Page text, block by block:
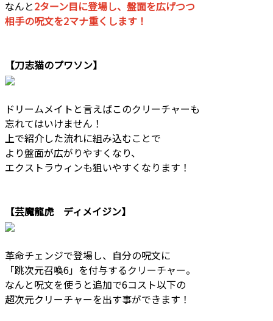
なんと2ターン目に登場し、盤面を広げつつ
相手の呪文を2マナ重くします！
【刀志猫のプワソン】
ドリームメイトと言えばこのクリーチャーも
忘れてはいけません！
上で紹介した流れに組み込むことで
より盤面が広がりやすくなり、
エクストラウィンも狙いやすくなります！
【芸魔龍虎 ディメイジン】
革命チェンジで登場し、自分の呪文に
「跳次元召喚6」を付与するクリーチャー。
なんと呪文を使うと追加で6コスト以下の
超次元クリーチャーを出す事ができます！